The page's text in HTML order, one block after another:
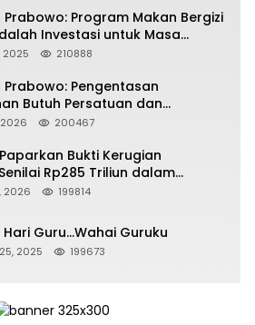
Prabowo: Program Makan Bergizi
Investasi untuk Masa
2025 210888
Prabowo: Pengentasan
Butuh Persatuan dan
yang Bertanggung Jawab
200467
Paparkan Bukti Kerugian
Rp285 Triliun dalam
Korupsi PT Pertamina
2026 199814
Guru…Wahai Guruku
2025 199673